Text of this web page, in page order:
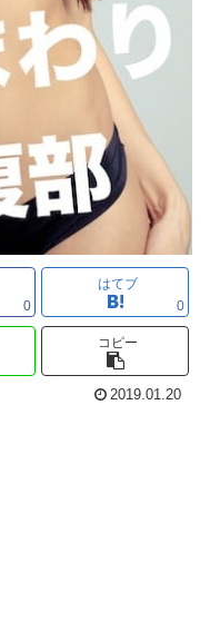
0
はてブ
0
コピー
2019.01.20